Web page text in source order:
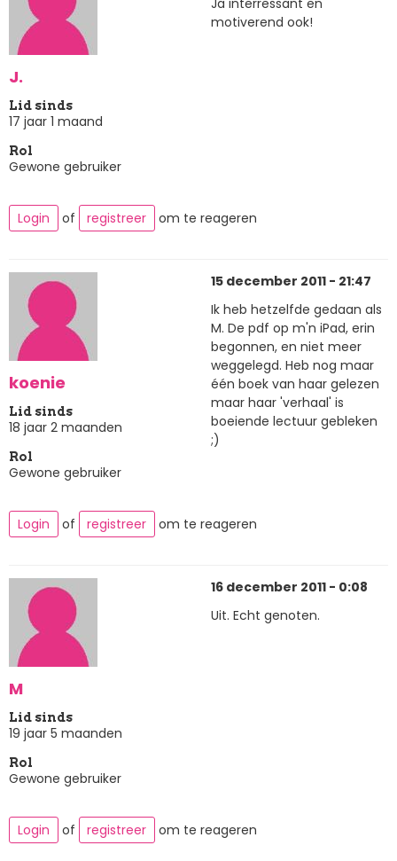
J.
Lid sinds
17 jaar 1 maand
Rol
Gewone gebruiker
motiverend ook!
Login of registreer om te reageren
koenie
Lid sinds
18 jaar 2 maanden
Rol
Gewone gebruiker
15 december 2011 - 21:47
Ik heb hetzelfde gedaan als
M. De pdf op m'n iPad, erin
begonnen, en niet meer
weggelegd. Heb nog maar
één boek van haar gelezen
maar haar 'verhaal' is
boeiende lectuur gebleken
;)
Login of registreer om te reageren
M
Lid sinds
19 jaar 5 maanden
Rol
Gewone gebruiker
16 december 2011 - 0:08
Uit. Echt genoten.
Login of registreer om te reageren